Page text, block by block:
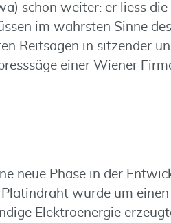
schon weiter: er liess
im wahrsten Sinne
Reitsägen in sitzender
einer Wiener
neue Phase in der
wurde um
Elektroenergie